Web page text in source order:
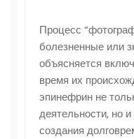
Процесс
болезненные или
объясняется
время их
эпинефрин не
деятельности, но
создания